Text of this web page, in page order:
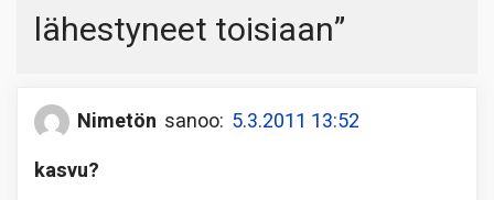
lähestyneet toisiaan”
Nimetön sanoo: 5.3.2011 13:52
kasvu?